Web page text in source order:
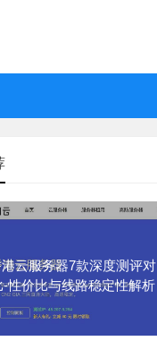
云服务器7款深度测评对
-性价比与线路稳定性解析